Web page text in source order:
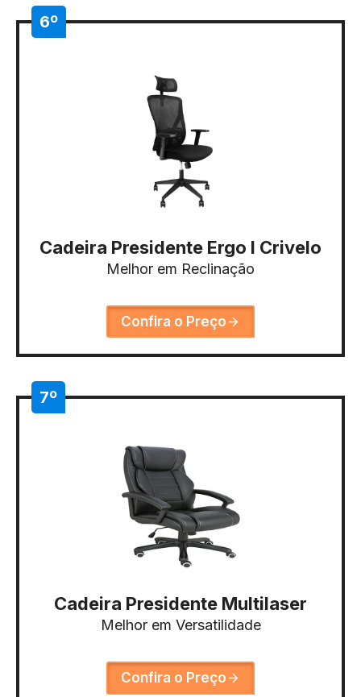
6º
Cadeira Presidente Ergo I Crivelo
Melhor em Reclinação
Confira o Preço
7º
Cadeira Presidente Multilaser
Melhor em Versatilidade
Confira o Preço